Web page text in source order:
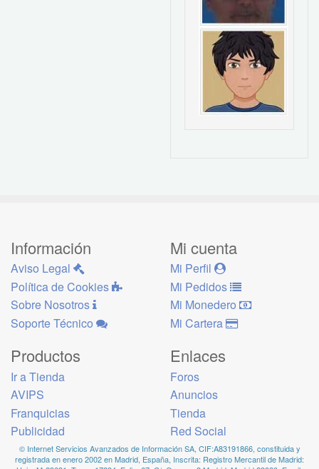
Información
Aviso Legal
Política de Cookies
Sobre Nosotros
Soporte Técnico
Mi cuenta
Mi Perfil
Mi Pedidos
Mi Monedero
Mi Cartera
Productos
Ir a Tienda
AVIPS
Franquicias
Publicidad
Enlaces
Foros
Anuncios
Tienda
Red Social
© Internet Servicios Avanzados de Información SA, CIF:A83191866, constituida y
registrada en enero 2002 en Madrid, España, Inscrita: Registro Mercantil de Madrid: